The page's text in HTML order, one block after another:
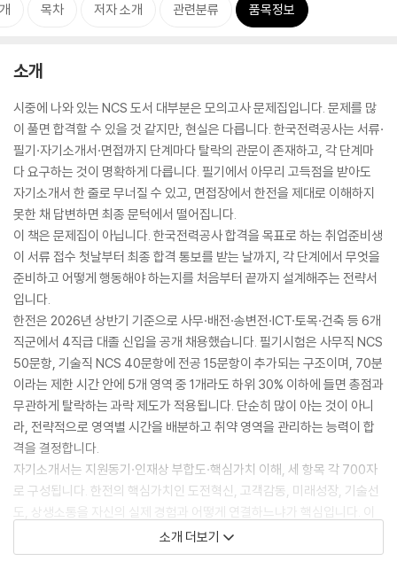
목차 저자 소개 관련분류 품목정보
소개
시중에 나와 있는 NCS 도서 대부분은 모의고사 문제집입니다. 문제를 많
이 풀면 합격할 수 있을 것 같지만, 현실은 다릅니다. 한국전력공사는 서류·
필기·자기소개서·면접까지 단계마다 탈락의 관문이 존재하고, 각 단계마
다 요구하는 것이 명확하게 다릅니다. 필기에서 아무리 고득점을 받아도
자기소개서 한 줄로 무너질 수 있고, 면접장에서 한전을 제대로 이해하지
못한 채 답변하면 최종 문턱에서 떨어집니다.
이 책은 문제집이 아닙니다. 한국전력공사 합격을 목표로 하는 취업준비생
이 서류 접수 첫날부터 최종 합격 통보를 받는 날까지, 각 단계에서 무엇을
준비하고 어떻게 행동해야 하는지를 처음부터 끝까지 설계해주는 전략서
입니다.
한전은 2026년 상반기 기준으로 사무·배전·송변전·ICT·토목·건축 등 6개
직군에서 4직급 대졸 신입을 공개 채용했습니다. 필기시험은 사무직 NCS
50문항, 기술직 NCS 40문항에 전공 15문항이 추가되는 구조이며, 70분
이라는 제한 시간 안에 5개 영역 중 1개라도 하위 30% 이하에 들면 총점과
무관하게 탈락하는 과락 제도가 적용됩니다. 단순히 많이 아는 것이 아니
라, 전략적으로 영역별 시간을 배분하고 취약 영역을 관리하는 능력이 합
격을 결정합니다.
자기소개서는 지원동기·인재상 부합도·핵심가치 이해, 세 항목 각 700자
로 구성됩니다. 한전의 핵심가치인 도전혁신, 고객감동, 미래성장, 기술선
도, 상생소통을 자신의 실제 경험과 어떻게 연결하느냐가 핵심입니다. 이
책은 합격자들의 자소서 패턴을 분석하고, 항목별로 바로 쓸 수 있는 구체
적인 작성 전략과 예시문을 담았습니다.
소개 더보기